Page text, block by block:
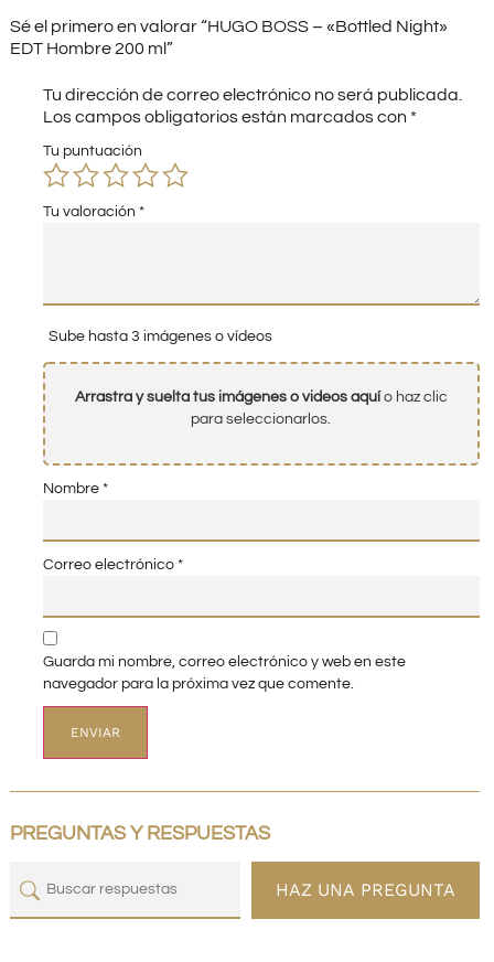
Sé el primero en valorar “HUGO BOSS – «Bottled Night»
EDT Hombre 200 ml”
Tu dirección de correo electrónico no será publicada.
Los campos obligatorios están marcados con *
Tu puntuación
Tu valoración *
Sube hasta 3 imágenes o vídeos
Arrastra y suelta tus imágenes o videos aquío haz clic
para seleccionarlos.
Nombre *
Correo electrónico *
Guarda mi nombre, correo electrónico y web en este
navegador para la próxima vez que comente.
PREGUNTAS Y RESPUESTAS
HAZ UNA PREGUNTA